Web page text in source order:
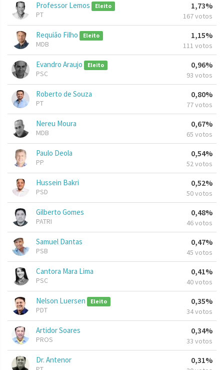
Professor Lemos Eleito
PT
1,73%
167 votos
Requião Filho Eleito
MDB
1,15%
111 votos
Evandro Araujo Eleito
PSC
0,96%
93 votos
Roberto de Souza
PT
0,80%
77 votos
Nereu Moura
MDB
0,67%
65 votos
Paulo Deola
PP
0,54%
52 votos
Hussein Bakri
PSD
0,52%
50 votos
Gilberto Gomes
PATRI
0,48%
46 votos
Samuel Dantas
PSB
0,47%
45 votos
Cantora Mara Lima
PSC
0,41%
40 votos
Nelson Luersen Eleito
PDT
0,35%
34 votos
Artidor Soares
PROS
0,34%
33 votos
Dr. Antenor 0,31%